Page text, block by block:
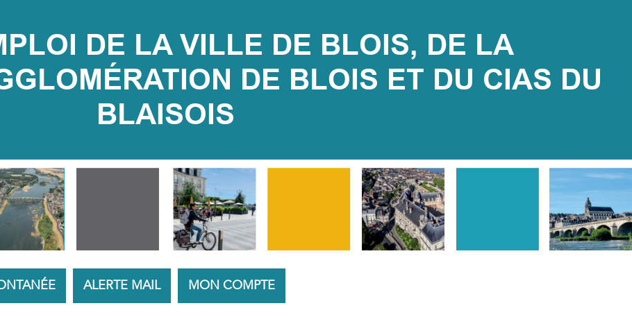
DE LA VILLE DE BLOIS, DE LA
DE BLOIS ET DU CIAS DU
BLAISOIS
ALERTE MAIL MON COMPTE